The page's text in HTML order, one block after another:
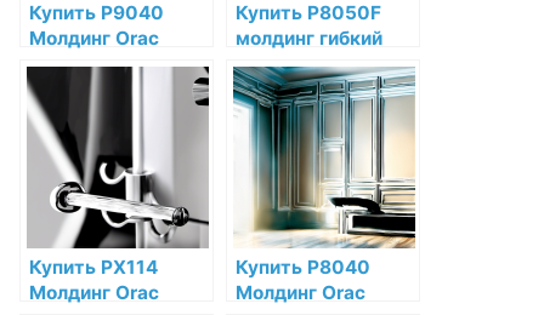
Купить P9040
Молдинг Orac
Decor Полиуретан
по низкой цене в
интернет-
магазине
Купить P8050F
молдинг гибкий
Orac Decor
Полиуретан по
низкой цене в
интернет-
магазине
Купить PX114
Молдинг Orac
Купить P8040
Молдинг Orac